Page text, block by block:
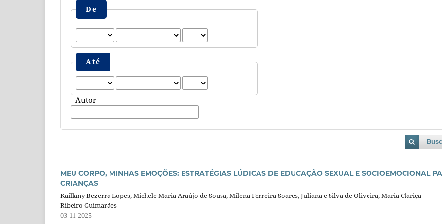
De
Até
Autor
MEU CORPO, MINHAS EMOÇÕES: ESTRATÉGIAS LÚDICAS DE EDUCAÇÃO SEXUAL E SOCIOEMOCIONAL
CRIANÇAS
Kaillany Bezerra Lopes, Michele Maria Araújo de Sousa, Milena Ferreira Soares, Juliana e Silva de Oliveira, Maria Clariça
Ribeiro Guimarães
03-11-2025